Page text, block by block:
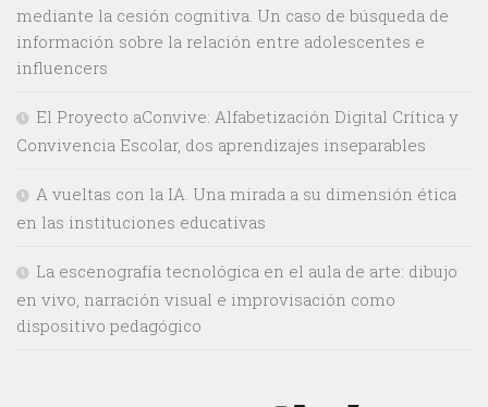
mediante la cesión cognitiva. Un caso de búsqueda de
información sobre la relación entre adolescentes e
influencers
El Proyecto aConvive: Alfabetización Digital Crítica y
Convivencia Escolar, dos aprendizajes inseparables
A vueltas con la IA. Una mirada a su dimensión ética
en las instituciones educativas
La escenografía tecnológica en el aula de arte: dibujo
en vivo, narración visual e improvisación como
dispositivo pedagógico